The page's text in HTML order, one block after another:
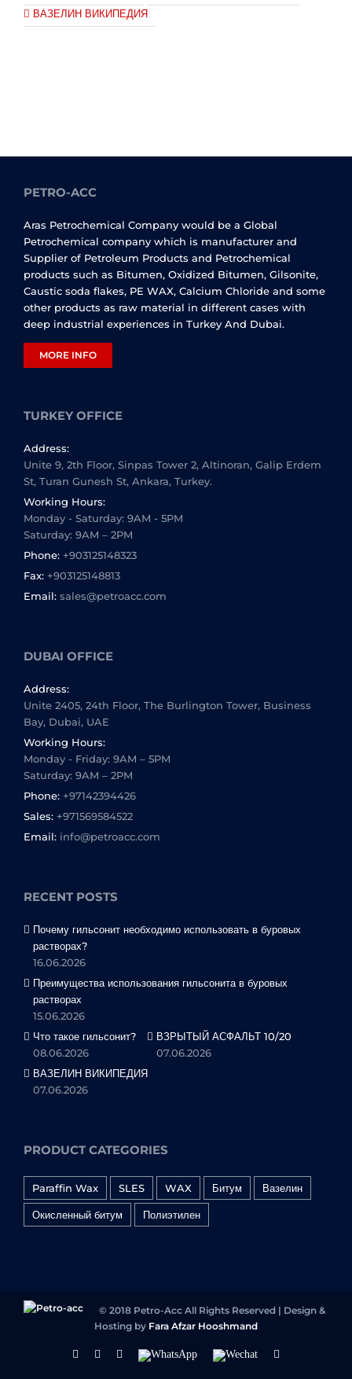
ВАЗЕЛИН ВИКИПЕДИЯ
PETRO-ACC
Aras Petrochemical Company would be a Global
Petrochemical company which is manufacturer and
Supplier of Petroleum Products and Petrochemical
products such as Bitumen, Oxidized Bitumen, Gilsonite,
Caustic soda flakes, PE WAX, Calcium Chloride and some
other products as raw material in different cases with
deep industrial experiences in Turkey And Dubai.
MORE INFO
TURKEY OFFICE
Address:
Unite 9, 2th Floor, Sinpas Tower 2, Altinoran, Galip Erdem
St, Turan Gunesh St, Ankara, Turkey.
Working Hours:
Monday - Saturday: 9AM - 5PM
Saturday: 9AM – 2PM
Phone: +903125148323
Fax: +903125148813
Email: sales@petroacc.com
DUBAI OFFICE
Address:
Unite 2405, 24th Floor, The Burlington Tower, Business
Bay, Dubai, UAE
Working Hours:
Monday - Friday: 9AM – 5PM
Saturday: 9AM – 2PM
Phone: +97142394426
Sales: +971569584522
Email: info@petroacc.com
RECENT POSTS
Почему гильсонит необходимо использовать в буровых
растворах?
16.06.2026
Преимущества использования гильсонита в буровых
растворах
15.06.2026
Что такое гильсонит?
08.06.2026
ВЗРЫТЫЙ АСФАЛЬТ 10/20
07.06.2026
ВАЗЕЛИН ВИКИПЕДИЯ
07.06.2026
PRODUCT CATEGORIES
Paraffin Wax SLES WAX Битум Вазелин
Окисленный битум Полиэтилен
© 2018 Petro-Acc All Rights Reserved | Design &
Hosting by Fara Afzar Hooshmand
FacebookLinkedinInstagram
WhatsApp Wechat